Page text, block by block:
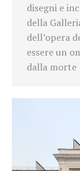
disegni e
della
dell’opera
essere un
dalla morte